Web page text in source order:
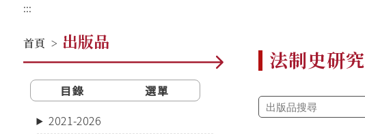
:::
首頁 > 出版品
目錄
選單
2021-2026
法制史研究